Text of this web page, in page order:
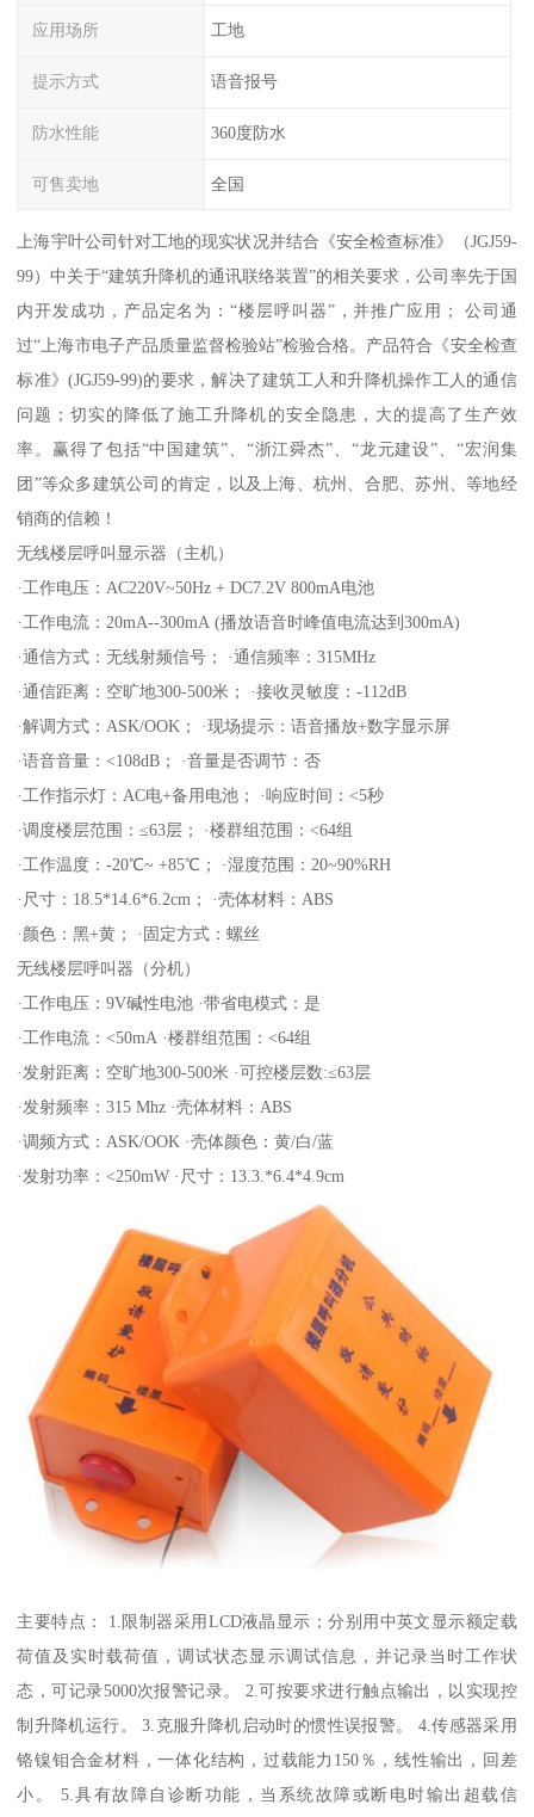
应用场所 工地
提示方式 语音报号
防水性能 360度防水
可售卖地 全国
上海宇叶公司针对工地的现实状况并结合《安全检查标准》（JGJ59-
99）中关于“建筑升降机的通讯联络装置”的相关要求，公司率先于国
内开发成功，产品定名为：“楼层呼叫器”，并推广应用； 公司通
过“上海市电子产品质量监督检验站”检验合格。产品符合《安全检查
标准》(JGJ59-99)的要求，解决了建筑工人和升降机操作工人的通信
问题；切实的降低了施工升降机的安全隐患，大的提高了生产效
率。赢得了包括“中国建筑”、“浙江舜杰”、“龙元建设”、“宏润集
团”等众多建筑公司的肯定，以及上海、杭州、合肥、苏州、等地经
销商的信赖！
无线楼层呼叫显示器（主机）
·工作电压：AC220V~50Hz + DC7.2V 800mA电池
·工作电流：20mA--300mA (播放语音时峰值电流达到300mA)
·通信方式：无线射频信号； ·通信频率：315MHz
·通信距离：空旷地300-500米； ·接收灵敏度：-112dB
·解调方式：ASK/OOK； ·现场提示：语音播放+数字显示屏
·语音音量：<108dB； ·音量是否调节：否
·工作指示灯：AC电+备用电池； ·响应时间：<5秒
·调度楼层范围：≤63层； ·楼群组范围：<64组
·工作温度：-20℃~ +85℃； ·湿度范围：20~90%RH
·尺寸：18.5*14.6*6.2cm； ·壳体材料：ABS
·颜色：黑+黄； ·固定方式：螺丝
无线楼层呼叫器（分机）
·工作电压：9V碱性电池 ·带省电模式：是
·工作电流：<50mA ·楼群组范围：<64组
·发射距离：空旷地300-500米 ·可控楼层数:≤63层
·发射频率：315 Mhz ·壳体材料：ABS
·调频方式：ASK/OOK ·壳体颜色：黄/白/蓝
·发射功率：<250mW ·尺寸：13.3.*6.4*4.9cm
主要特点： 1.限制器采用LCD液晶显示；分别用中英文显示额定载
荷值及实时载荷值，调试状态显示调试信息，并记录当时工作状
态，可记录5000次报警记录。 2.可按要求进行触点输出，以实现控
制升降机运行。 3.克服升降机启动时的惯性误报警。 4.传感器采用
铬镍钼合金材料，一体化结构，过载能力150％，线性输出，回差
小。 5.具有故障自诊断功能，当系统故障或断电时输出超载信